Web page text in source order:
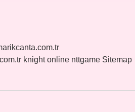
knight online nttgame Sitemap